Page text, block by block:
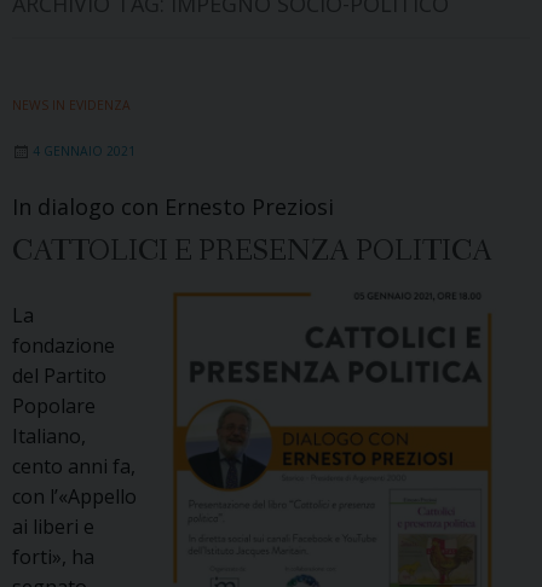
NEWS IN EVIDENZA
4 GENNAIO 2021
In dialogo con Ernesto Preziosi
CATTOLICI E PRESENZA POLITICA
La
fondazione
del Partito
Popolare
Italiano,
cento anni fa,
con l’«Appello
ai liberi e
forti», ha